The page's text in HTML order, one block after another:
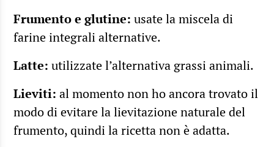
Frumento e glutine: usate la miscela di
farine integrali alternative.
Latte: utilizzate l’alternativa grassi animali.
Lieviti: al momento non ho ancora trovato il
modo di evitare la lievitazione naturale del
frumento, quindi la ricetta non è adatta.